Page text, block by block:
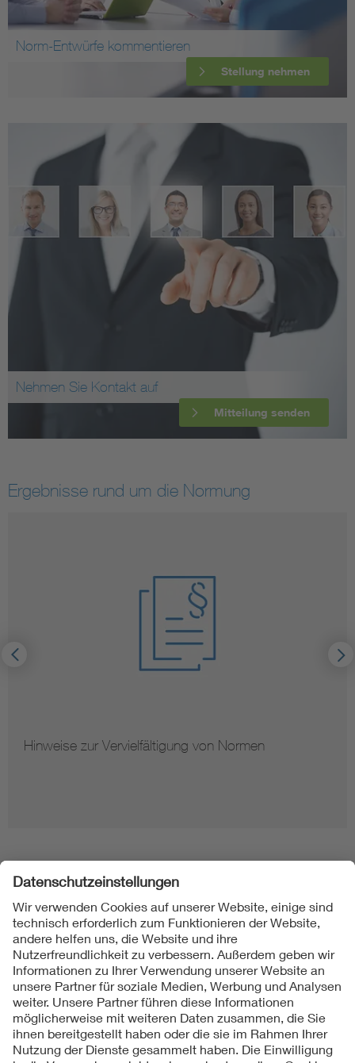
Norm-Entwürfe kommentieren
Stellung nehmen
Nehmen Sie Kontakt auf
Mitteilung senden
Ergebnisse rund um die Normung
Hinweise zur Vervielfältigung von Normen
Folgen Sie uns